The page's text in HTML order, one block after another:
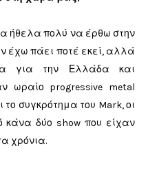
ήθελα πολύ να έρθω στην
έχω πάει ποτέ εκεί, αλλά
για την Ελλάδα και
ωραίο progressive metal
το συγκρότημα του Mark, οι
κάνα δύο show που είχαν
χρόνια.